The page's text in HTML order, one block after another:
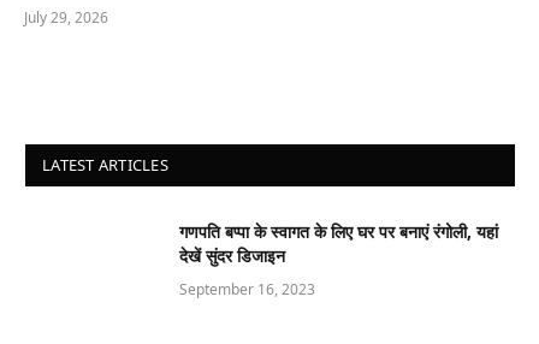
July 29, 2026
LATEST ARTICLES
गणपति बप्पा के स्वागत के लिए घर पर बनाएं रंगोली, यहां
देखें सुंदर डिजाइन
September 16, 2023